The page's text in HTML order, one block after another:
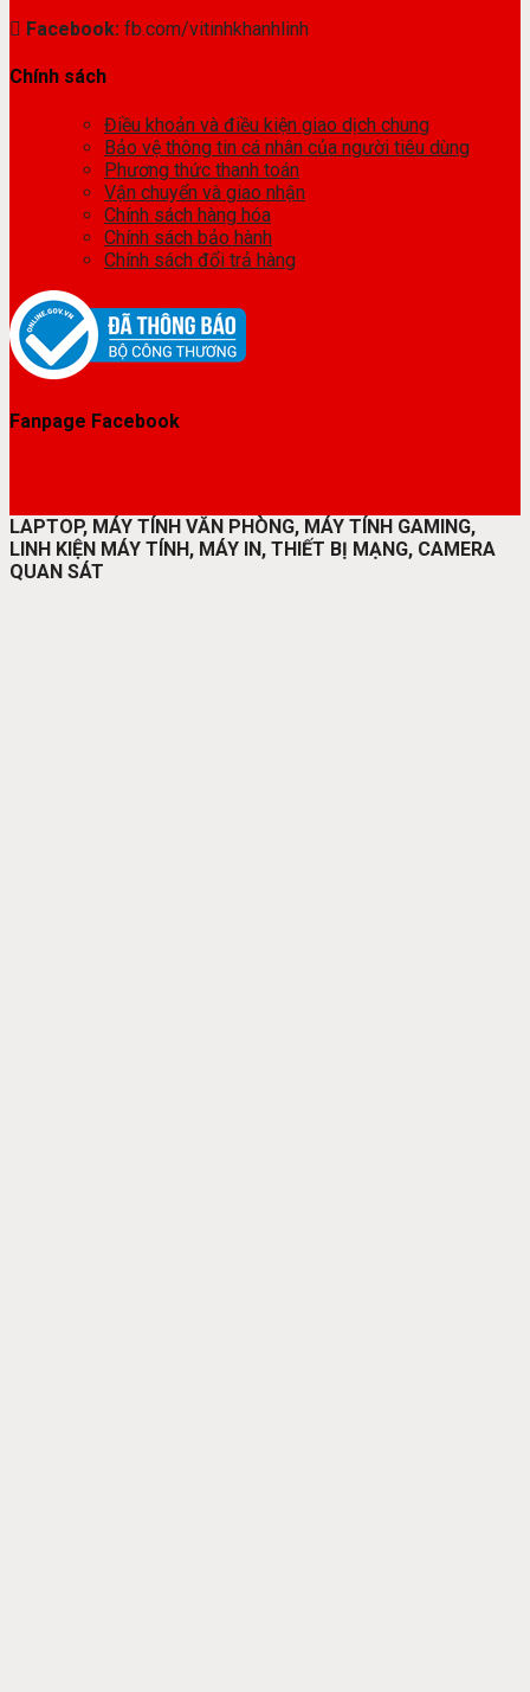
Facebook: fb.com/vitinhkhanhlinh
Chính sách
Điều khoản và điều kiện giao dịch chung
Bảo vệ thông tin cá nhân của người tiêu dùng
Phương thức thanh toán
Vận chuyển và giao nhận
Chính sách hàng hóa
Chính sách bảo hành
Chính sách đổi trả hàng
Fanpage Facebook
LAPTOP, MÁY TÍNH VĂN PHÒNG, MÁY TÍNH GAMING,
LINH KIỆN MÁY TÍNH, MÁY IN, THIẾT BỊ MẠNG, CAMERA
QUAN SÁT